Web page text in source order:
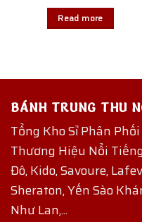
Read more
BÁNH TRUNG THU
Tổng Kho Sỉ Phân
Thương Hiệu Nổi
Đô, Kido, Savoure,
Sheraton, Yến Sào
Như Lan,...